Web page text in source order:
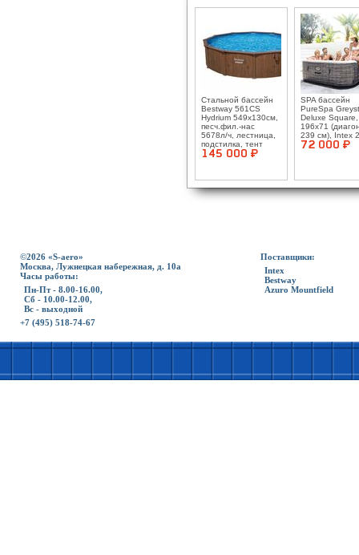
Стальной бассейн
Bestway 561CS
Hydrium 549х130см,
песч.фил.-нас
5678л/ч, лестница,
подстилка, тент
145 000 ¤
SPA бассейн
PureSpa
Deluxe Square,
196x71
239 см), Intex
72 000 ¤
©2026 «S-aero»
Москва, Лужнецкая набережная, д. 10а
Часы работы:
Пн-Пт - 8.00-16.00,
Сб - 10.00-12.00,
Вс - выходной
+7 (495) 518-74-67
Поставщики:
Intex
Bestway
Azuro Mountfield